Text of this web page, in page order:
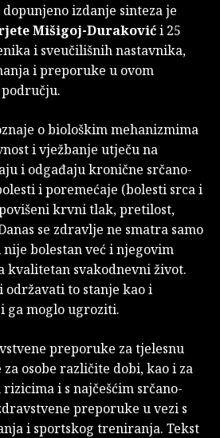
izdanje sinteza je
Mišigoj-Durakovići 25
i sveučilišnih nastavnika,
i preporuke u ovom
o biološkim mehanizmima
i vježbanje utječu na
i odgađaju kronične srčano-
i poremećaje (bolesti srca i
krvni tlak, pretilost,
se zdravlje ne smatra samo
bolestan već i njegovim
kvalitetan svakodnevni život.
održavati to stanje kao i
ga moglo ugroziti.
preporuke za tjelesnu
osobe različite dobi, kao i za
i s najčešćim srčano-
preporuke u vezi s
i sportskog treniranja. Tekst